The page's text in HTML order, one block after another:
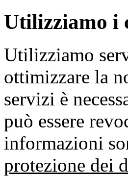
Utilizziamo i
Utilizziamo
ottimizzare la
servizi è
può essere
informazioni
protezione dei